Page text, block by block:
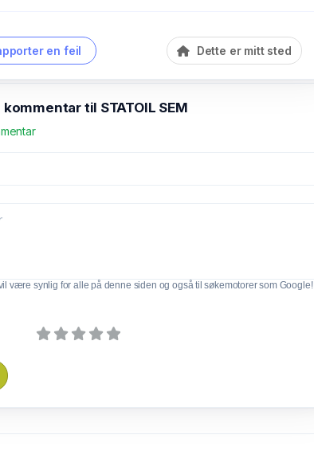
en feil Dette er mitt sted
til STATOIL SEM
være synlig for alle på denne siden og også til søkemotorer som Google!